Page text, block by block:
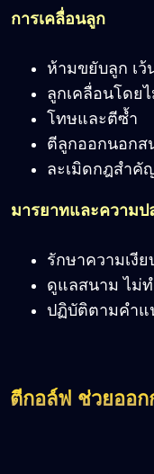
การเคลื่อนลูก
ห้ามขยับลูก เ
ลูกเคลื่อนโดย
โทษและตีซ้ำ
ตีลูกออกนอกส
ละเมิดกฎสำคั
มารยาทและความป
รักษาความเงี
ดูแลสนาม ไม่
ปฏิบัติตามคำ
ตีกอล์ฟ ช่วยออก